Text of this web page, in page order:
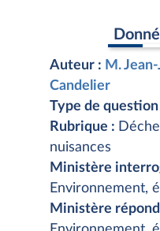
Auteur : M.
Candelier
Type de question
Rubrique :
nuisances
Ministère
Environnement,
Ministère